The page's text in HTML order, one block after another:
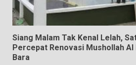
Siang Malam Tak Kenal Lelah,
Percepat Renovasi Mushollah
Bara